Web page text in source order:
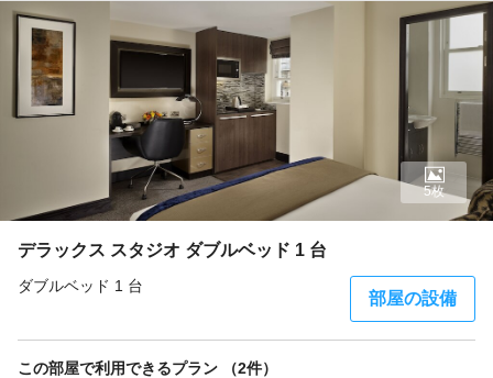
デラックス スタジオ ダブルベッド 1 台
ダブルベッド 1 台
部屋の設備
5枚
この部屋で利用できるプラン （2件）